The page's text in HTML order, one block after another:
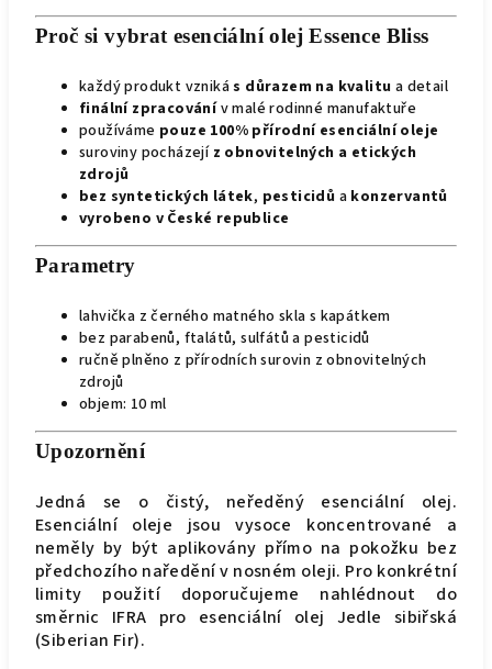
Proč si vybrat esenciální olej Essence Bliss
každý produkt vznikás důrazem na kvalitu a detail
finální zpracovánív malé rodinné manufaktuře
používáme pouze 100% přírodní esenciální oleje
suroviny pocházejí z obnovitelných a etických
zdrojů
bez syntetických látek, pesticidů a konzervantů
vyrobeno v České republice
Parametry
lahvička z černého matného skla s kapátkem
bez parabenů, ftalátů, sulfátů a pesticidů
ručně plněno z přírodních surovin z obnovitelných
zdrojů
objem: 10 ml
Upozornění
Jedná se o čistý, neředěný esenciální olej.
Esenciální oleje jsou vysoce koncentrované a
neměly by být aplikovány přímo na pokožku bez
předchozího naředění v nosném oleji. Pro konkrétní
limity použití doporučujeme nahlédnout do
směrnic IFRA pro esenciální olej Jedle sibiřská
(Siberian Fir).